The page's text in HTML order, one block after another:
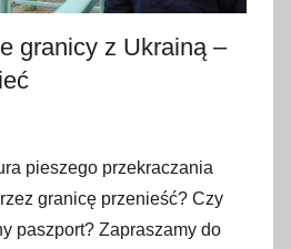
granicy z Ukrainą –
pieszego przekraczania
granicę przenieść? Czy
paszport? Zapraszamy do